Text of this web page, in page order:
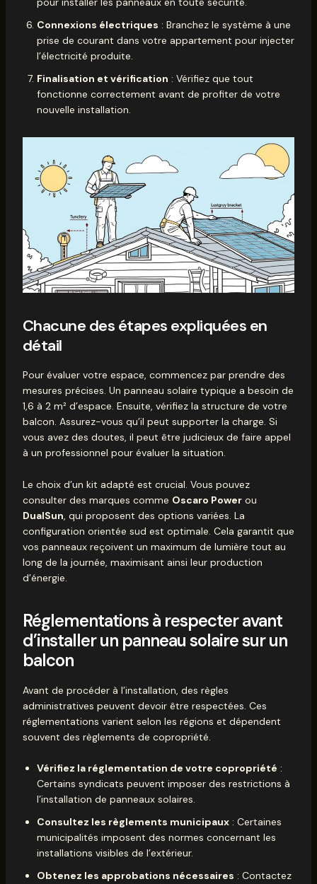
Connexions électriques : Branchez le système à une
prise de courant dans votre appartement pour injecter
l’électricité produite.
Finalisation et vérification : Vérifiez que tout
fonctionne correctement avant de profiter de votre
nouvelle installation.
Chacune des étapes expliquées en
détail
Pour évaluer votre espace, commencez par prendre des
mesures précises. Un panneau solaire typique a besoin de
1,6 à 2 m² d’espace. Ensuite, vérifiez la structure de votre
balcon. Assurez-vous qu’il peut supporter la charge. Si
vous avez des doutes, il peut être judicieux de faire appel
à un professionnel pour évaluer la situation.
Le choix d’un kit adapté est crucial. Vous pouvez
consulter des marques comme Oscaro Powerou
DualSun, qui proposent des options variées. La
configuration orientée sud est optimale. Cela garantit que
vos panneaux reçoivent un maximum de lumière tout au
long de la journée, maximisant ainsi leur production
d’énergie.
Réglementations à respecter avant
d’installer un panneau solaire sur un
balcon
Avant de procéder à l’installation, des règles
administratives peuvent devoir être respectées. Ces
réglementations varient selon les régions et dépendent
souvent des règlements de copropriété.
Vérifiez la réglementation de votre copropriété :
Certains syndicats peuvent imposer des restrictions à
l’installation de panneaux solaires.
Consultez les règlements municipaux: Certaines
municipalités imposent des normes concernant les
installations visibles de l’extérieur.
Obtenez les approbations nécessaires : Contactez